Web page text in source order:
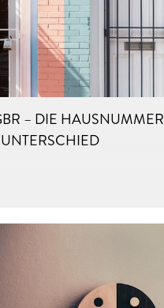
– DIE HAUSNUMMER